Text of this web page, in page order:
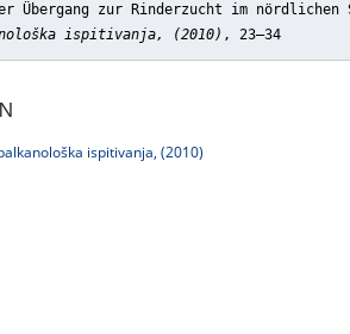
Übergang zur Rinderzucht im nördlichen
ispitivanja, (2010) , 23–34
ispitivanja, (2010)